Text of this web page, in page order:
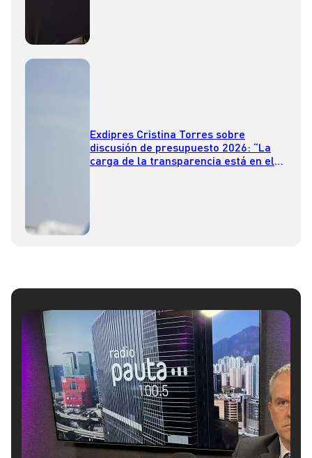
Exdipres Cristina Torres sobre
discusión de presupuesto 2026: “La
carga de la transparencia está en el